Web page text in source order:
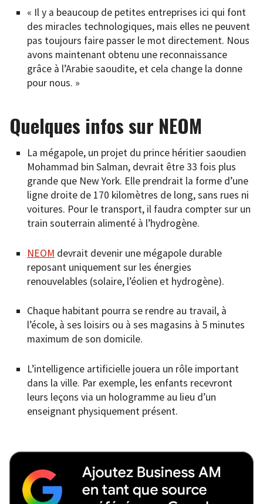
« Il y a beaucoup de petites entreprises ici qui font
des miracles technologiques, mais elles ne peuvent
pas toujours faire passer le mot directement. Nous
avons maintenant obtenu une reconnaissance
grâce à l’Arabie saoudite, et cela change la donne
pour nous. »
Quelques infos sur NEOM
La mégapole, un projet du prince héritier saoudien
Mohammad bin Salman, devrait être 33 fois plus
grande que New York. Elle prendrait la forme d’une
ligne droite de 170 kilomètres de long, sans rues ni
voitures. Pour le transport, il faudra compter sur un
train souterrain alimenté à l’hydrogène.
NEOM devrait devenir une mégapole durable
reposant uniquement sur les énergies
renouvelables (solaire, l’éolien et hydrogène).
Chaque habitant pourra se rendre au travail, à
l’école, à ses loisirs ou à ses magasins à 5 minutes
maximum de son domicile.
L’intelligence artificielle jouera un rôle important
dans la ville. Par exemple, les enfants recevront
leurs leçons via un hologramme au lieu d’un
enseignant physiquement présent.